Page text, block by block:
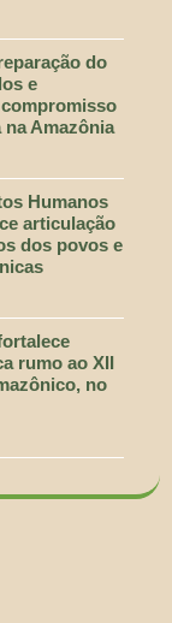
do
e
na Amazônia
Humanos
articulação
dos povos e
rumo ao XII
no